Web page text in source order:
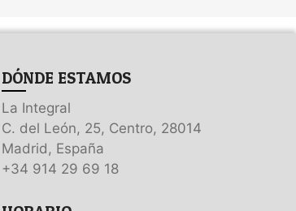
DÓNDE ESTAMOS
La Integral
C. del León, 25, Centro, 28014
Madrid, España
+34 914 29 69 18